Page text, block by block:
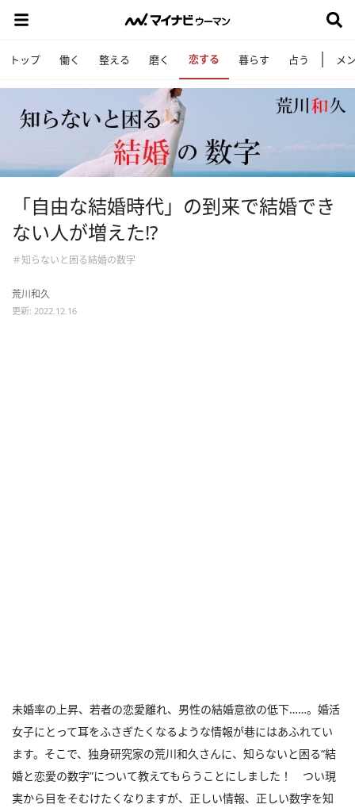
トップ 働く 整える 磨く 恋する 暮らす 占う メ
「自由な結婚時代」の到来で結婚でき
ない人が増えた⁉
＃知らないと困る結婚の数字
荒川和久
更新: 2022.12.16
未婚率の上昇、若者の恋愛離れ、男性の結婚意欲の低下……。婚活
女子にとって耳をふさぎたくなるような情報が巷にはあふれてい
ます。そこで、独身研究家の荒川和久さんに、知らないと困る“結
婚と恋愛の数字”について教えてもらうことにしました！ つい現
実から目をそむけたくなりますが、正しい情報、正しい数字を知